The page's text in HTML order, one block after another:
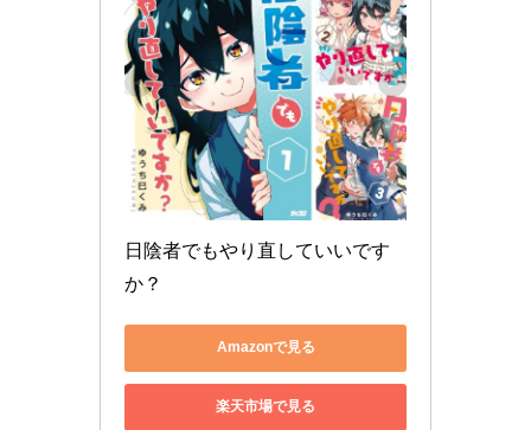
日陰者でもやり直していいです
か？
Amazonで見る
楽天市場で見る